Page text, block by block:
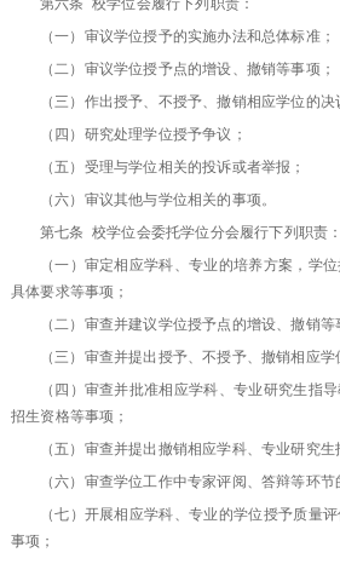
第六条 校学位会履行下列职责：
（一）审议学位授予的实施办法和总体标准；
（二）审议学位授予点的增设、撤销等事项；
（三）作出授予、不授予、撤销相应学位的决
（四）研究处理学位授予争议；
（五）受理与学位相关的投诉或者举报；
（六）审议其他与学位相关的事项。
第七条 校学位会委托学位分会履行下列职责：
（一）审定相应学科、专业的培养方案，学
具体要求等事项；
（二）审查并建议学位授予点的增设、撤销等
（三）审查并提出授予、不授予、撤销相应学
（四）审查并批准相应学科、专业研究生指
招生资格等事项；
（五）审查并提出撤销相应学科、专业研究生
（六）审查学位工作中专家评阅、答辩等环
（七）开展相应学科、专业的学位授予质量
事项；